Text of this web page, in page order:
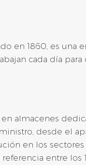
en 1860, es una
cada día
almacenes
desde el
en los
entre los